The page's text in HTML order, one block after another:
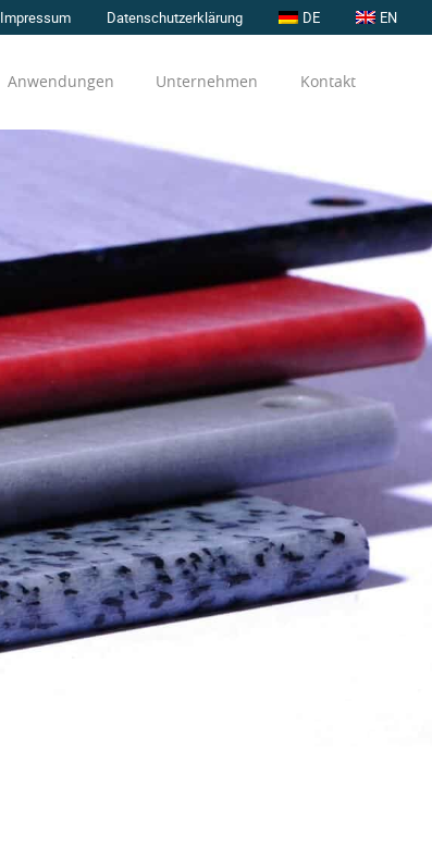
Impressum Datenschutzerklärung DE EN
Anwendungen Unternehmen Kontakt